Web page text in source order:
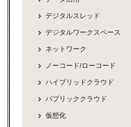
デジタルスレッド
デジタルワークスペース
ネットワーク
ノーコード/ローコード
ハイブリッドクラウド
パブリッククラウド
仮想化